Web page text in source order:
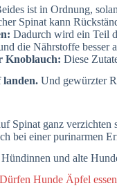
ist in Ordnung,
Spinat kann
Dadurch wird ein Teil
die Nährstoffe besser
Knoblauch: Diese
landen. Und gewürzter
Spinat ganz verzichten
bei einer purinarmen
und alte
Dürfen Hunde Äpfel